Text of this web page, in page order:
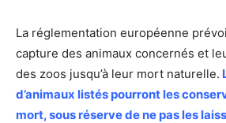
La réglementation européenne
capture des animaux concernés et
des zoos jusqu’à leur mort naturelle.
d’animaux listés pourront les
mort, sous réserve de ne pas les